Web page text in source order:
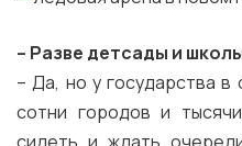
– Разве детсады и
– Да, но у государства
сотни городов и